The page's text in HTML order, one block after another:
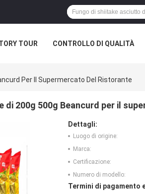
TOUR CONTROLLO DI QUALITÀ
Per Il Supermercato Del Ristorante
di 200g 500g Beancurd per il
Dettagli:
Luogo di origine:
Marca:
Certificazione:
Numero di modello:
Termini di pagamento